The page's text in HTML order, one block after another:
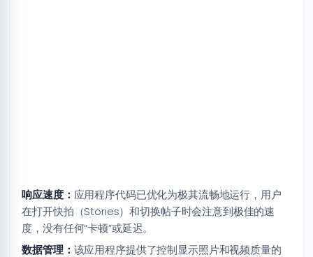
响应速度： 应用程序代码已优化为极其流畅地运行，用户
在打开快拍（Stories）和切换帖子时会注意到极佳的速
度，没有任何“卡顿”或延迟。
数据管理： 该应用程序提供了控制显示照片和视频质量的